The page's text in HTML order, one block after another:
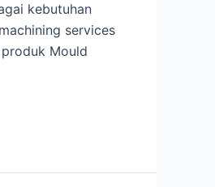
kebutuhan
services
Mould